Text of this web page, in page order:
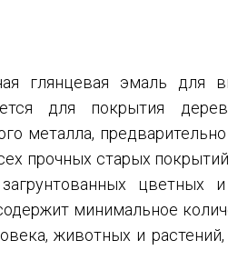
глянцевая эмаль для
для покрытия
металла,
прочных старых
минимальное
животных и